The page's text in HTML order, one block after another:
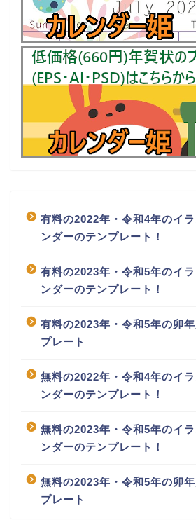
有料の2022年・令和4年のイ
ンダーのテンプレート！
有料の2023年・令和5年のイ
ンダーのテンプレート！
有料の2023年・令和5年の卯
プレート
無料の2022年・令和4年のイ
ンダーのテンプレート！
無料の2023年・令和5年のイ
ンダーのテンプレート！
無料の2023年・令和5年の卯
プレート